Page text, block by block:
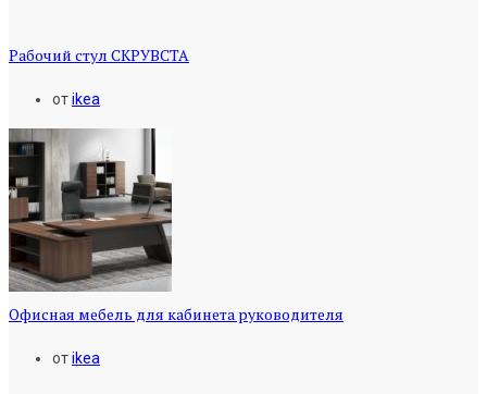
Рабочий стул СКРУВСТА
отikea
Офисная мебель для кабинета руководителя
отikea